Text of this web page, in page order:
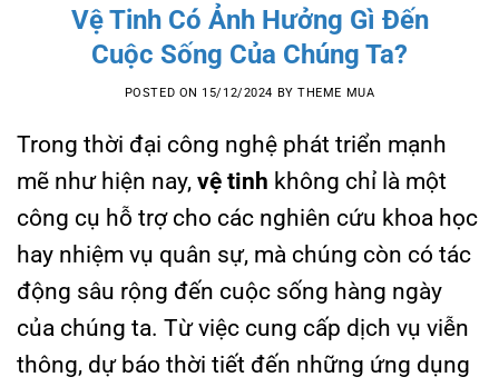
Vệ Tinh Có Ảnh Hưởng Gì Đến
Cuộc Sống Của Chúng Ta?
POSTED ON 15/12/2024 BYTHEME MUA
Trong thời đại công nghệ phát triển mạnh
mẽ như hiện nay, vệ tinh không chỉ là một
công cụ hỗ trợ cho các nghiên cứu khoa học
hay nhiệm vụ quân sự, mà chúng còn có tác
động sâu rộng đến cuộc sống hàng ngày
của chúng ta. Từ việc cung cấp dịch vụ viễn
thông, dự báo thời tiết đến những ứng dụng